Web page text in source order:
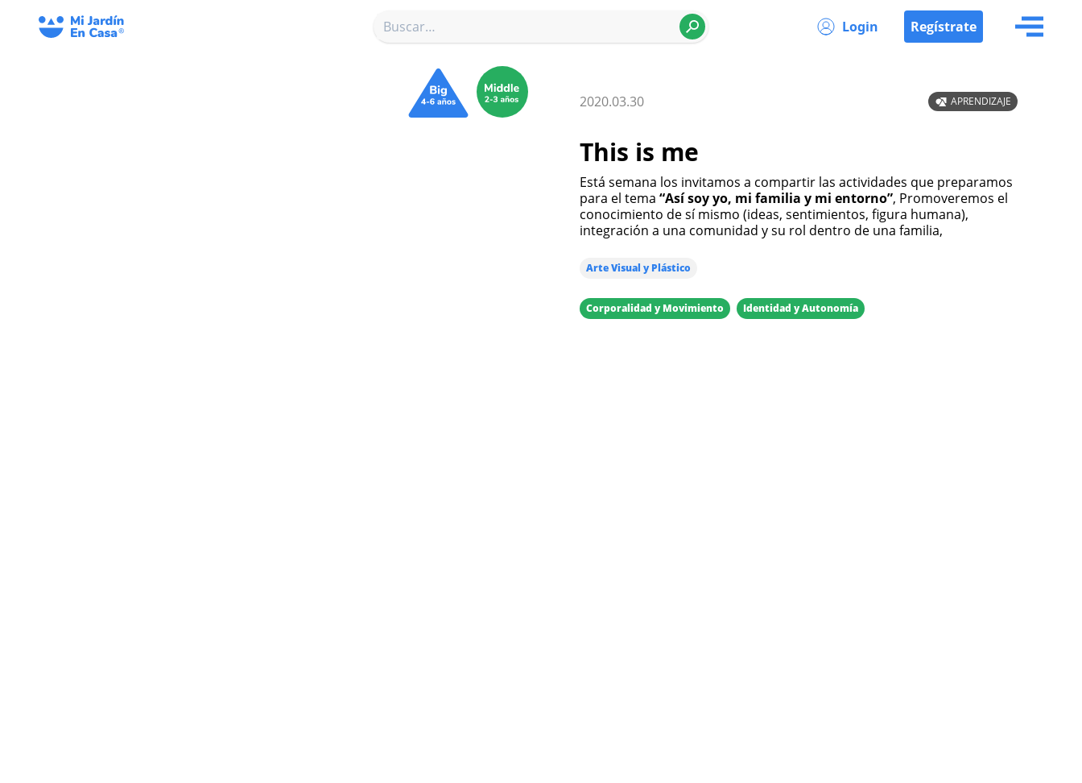
Login Regístrate
2020.03.30 APRENDIZAJE
This is me
Está semana los invitamos a compartir las actividades que preparamos
para el tema “Así soy yo, mi familia y mi entorno”, Promoveremos el
conocimiento de sí mismo (ideas, sentimientos, figura humana),
integración a una comunidad y su rol dentro de una familia,
Arte Visual y Plástico
Corporalidad y Movimiento Identidad y Autonomía